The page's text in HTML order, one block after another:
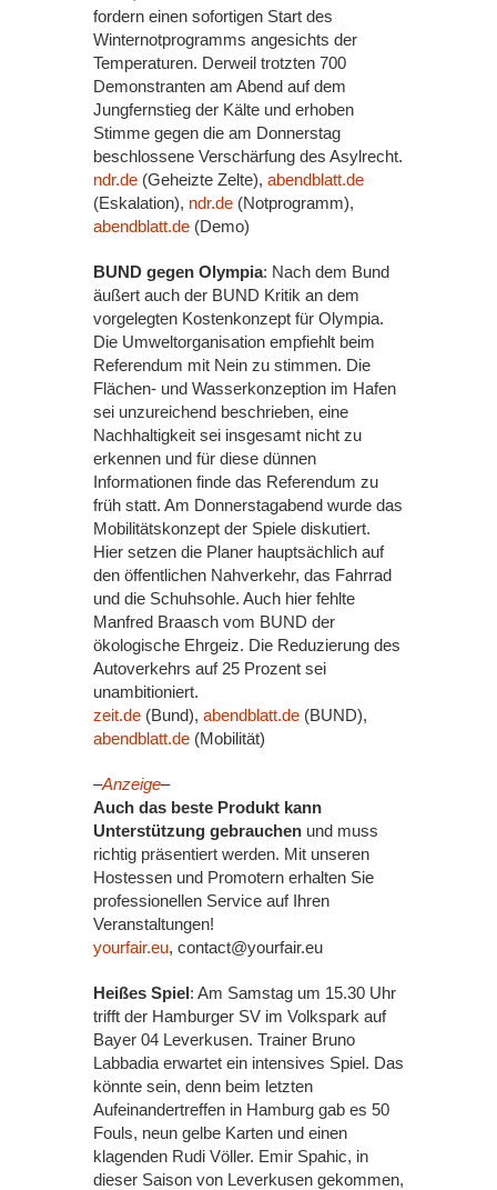
fordern einen sofortigen Start des
Winternotprogramms angesichts der
Temperaturen. Derweil trotzten 700
Demonstranten am Abend auf dem
Jungfernstieg der Kälte und erhoben
Stimme gegen die am Donnerstag
beschlossene Verschärfung des Asylrecht.
ndr.de (Geheizte Zelte), abendblatt.de
(Eskalation), ndr.de (Notprogramm),
abendblatt.de (Demo)
BUND gegen Olympia: Nach dem Bund
äußert auch der BUND Kritik an dem
vorgelegten Kostenkonzept für Olympia.
Die Umweltorganisation empfiehlt beim
Referendum mit Nein zu stimmen. Die
Flächen- und Wasserkonzeption im Hafen
sei unzureichend beschrieben, eine
Nachhaltigkeit sei insgesamt nicht zu
erkennen und für diese dünnen
Informationen finde das Referendum zu
früh statt. Am Donnerstagabend wurde das
Mobilitätskonzept der Spiele diskutiert.
Hier setzen die Planer hauptsächlich auf
den öffentlichen Nahverkehr, das Fahrrad
und die Schuhsohle. Auch hier fehlte
Manfred Braasch vom BUND der
ökologische Ehrgeiz. Die Reduzierung des
Autoverkehrs auf 25 Prozent sei
unambitioniert.
zeit.de (Bund), abendblatt.de (BUND),
abendblatt.de (Mobilität)
–Anzeige–
Auch das beste Produkt kann
Unterstützung gebrauchen und muss
richtig präsentiert werden. Mit unseren
Hostessen und Promotern erhalten Sie
professionellen Service auf Ihren
Veranstaltungen!
yourfair.eu, contact@yourfair.eu
Heißes Spiel: Am Samstag um 15.30 Uhr
trifft der Hamburger SV im Volkspark auf
Bayer 04 Leverkusen. Trainer Bruno
Labbadia erwartet ein intensives Spiel. Das
könnte sein, denn beim letzten
Aufeinandertreffen in Hamburg gab es 50
Fouls, neun gelbe Karten und einen
klagenden Rudi Völler. Emir Spahic, in
dieser Saison von Leverkusen gekommen,